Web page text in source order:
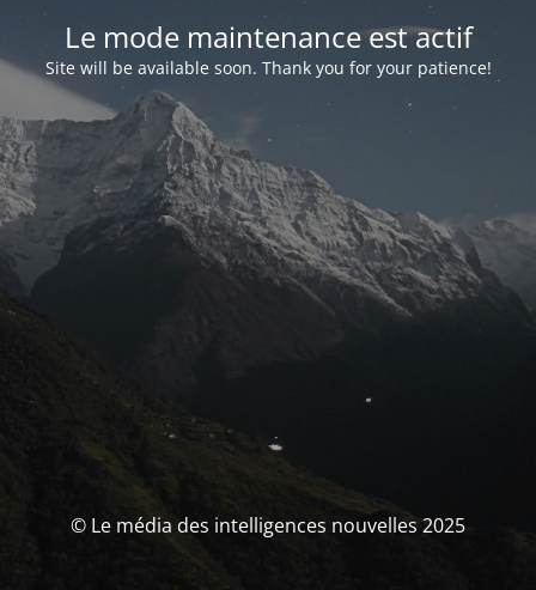
Le mode maintenance est actif
Site will be available soon. Thank you for your patience!
© Le média des intelligences nouvelles 2025